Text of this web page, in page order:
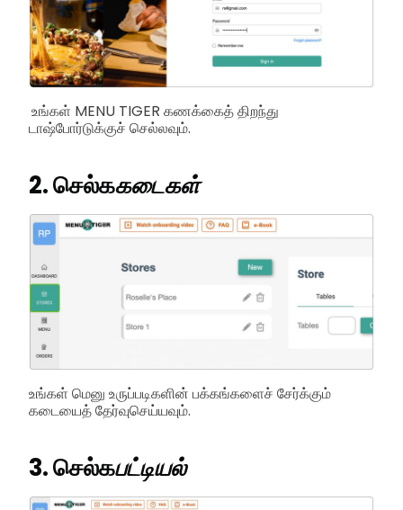
உங்கள் MENU TIGER கணக்கைத் திறந்து
டாஷ்போர்டுக்குச் செல்லவும்.
2. செல்ககடைகள்
உங்கள் மெனு உருப்படிகளின் பக்கங்களைச் சேர்க்கும்
கடையைத் தேர்வுசெய்யவும்.
3. செல்கபட்டியல்